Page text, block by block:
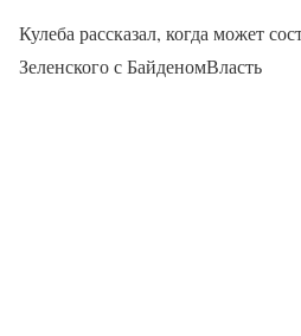
Кулеба рассказал, когда может
Зеленского с БайденомВласть